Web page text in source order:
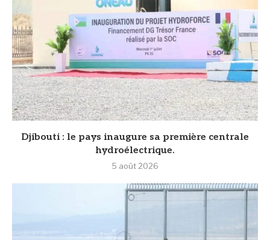
Djibouti : le pays inaugure sa première centrale
hydroélectrique.
5 août 2026